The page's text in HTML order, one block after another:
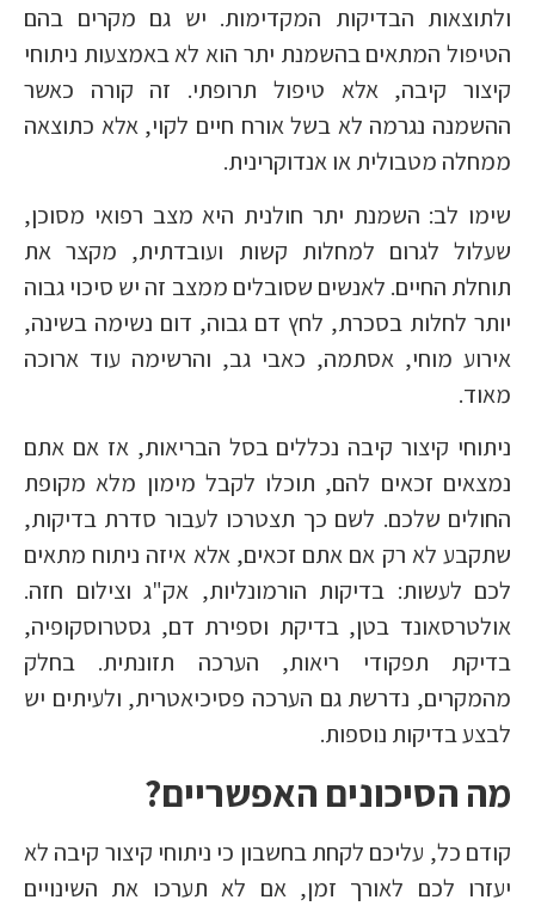
ולתוצאות הבדיקות המקדימות. יש גם מקרים בהם
הטיפול המתאים בהשמנת יתר הוא לא באמצעות ניתוחי
קיצור קיבה, אלא טיפול תרופתי. זה קורה כאשר
ההשמנה נגרמה לא בשל אורח חיים לקוי, אלא כתוצאה
ממחלה מטבולית או אנדוקרינית.
שימו לב: השמנת יתר חולנית היא מצב רפואי מסוכן,
שעלול לגרום למחלות קשות ועובדתית, מקצר את
תוחלת החיים. לאנשים שסובלים ממצב זה יש סיכוי גבוה
יותר לחלות בסכרת, לחץ דם גבוה, דום נשימה בשינה,
אירוע מוחי, אסתמה, כאבי גב, והרשימה עוד ארוכה
מאוד.
ניתוחי קיצור קיבה נכללים בסל הבריאות, אז אם אתם
נמצאים זכאים להם, תוכלו לקבל מימון מלא מקופת
החולים שלכם. לשם כך תצטרכו לעבור סדרת בדיקות,
שתקבע לא רק אם אתם זכאים, אלא איזה ניתוח מתאים
לכם לעשות: בדיקות הורמונליות, אק"ג וצילום חזה.
אולטרסאונד בטן, בדיקת וספירת דם, גסטרוסקופיה,
בדיקת תפקודי ריאות, הערכה תזונתית. בחלק
מהמקרים, נדרשת גם הערכה פסיכיאטרית, ולעיתים יש
לבצע בדיקות נוספות.
מה הסיכונים האפשריים?
קודם כל, עליכם לקחת בחשבון כי ניתוחי קיצור קיבה לא
יעזרו לכם לאורך זמן, אם לא תערכו את השינויים